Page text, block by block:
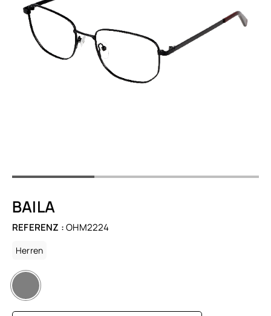
BAILA
REFERENZ :OHM2224
Herren